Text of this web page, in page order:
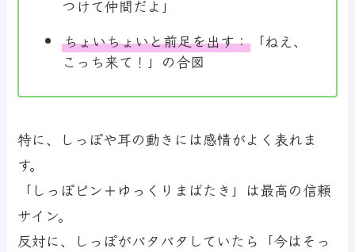
つけて仲間だよ」
ちょいちょいと前足を出す： 「ねえ、
こっち来て！」の合図
特に、しっぽや耳の動きには感情がよく表れま
す。
「しっぽピン＋ゆっくりまばたき」は最高の信頼
サイン。
反対に、しっぽがバタバタしていたら「今はそっ